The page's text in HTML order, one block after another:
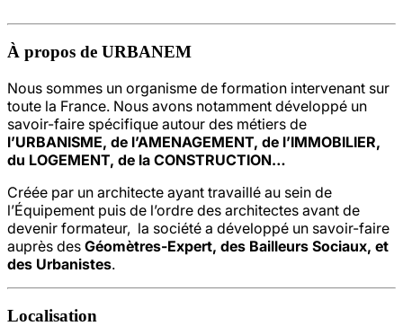
À propos de URBANEM
Nous sommes un organisme de formation intervenant sur
toute la France. Nous avons notamment développé un
savoir-faire spécifique autour des métiers de
l’URBANISME, de l’AMENAGEMENT, de l’IMMOBILIER,
du LOGEMENT, de la CONSTRUCTION…
Créée par un architecte ayant travaillé au sein de
l’Équipement puis de l’ordre des architectes avant de
devenir formateur, la société a développé un savoir-faire
auprès des Géomètres-Expert, des Bailleurs Sociaux, et
des Urbanistes.
Localisation